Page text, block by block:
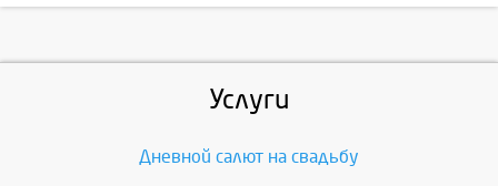
Услуги
Дневной салют на свадьбу